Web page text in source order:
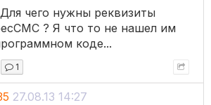
чего нужны реквизиты
? Я что то не нашел им
коде...
1
27.08.13 14:27